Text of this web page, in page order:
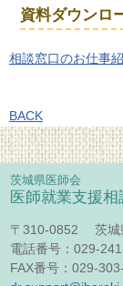
資料ダウンロ
相談窓口のお仕事
BACK
茨城県医師会
医師就業支援相
〒310-0852 茨城
電話番号：029-
FAX番号：029-